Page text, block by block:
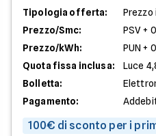
Tipologia offerta:
Prezzo/Smc:
PSV +
Prezzo/kWh:
PUN +
Quota fissa inclusa:
Luce
Bolletta:
Pagamento:
100€ di sconto per i